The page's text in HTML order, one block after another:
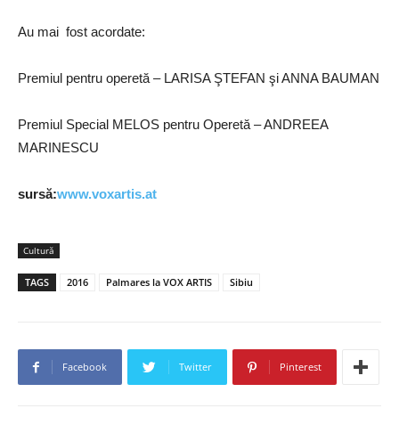
Au mai fost acordate:
Premiul pentru operetă – LARISA ŞTEFAN şi ANNA BAUMAN
Premiul Special MELOS pentru Operetă – ANDREEA
MARINESCU
sursă:www.voxartis.at
Cultură
TAGS 2016 Palmares la VOX ARTIS Sibiu
Facebook Twitter Pinterest